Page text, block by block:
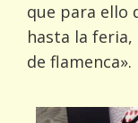
que para ello
hasta la
de flamenca».